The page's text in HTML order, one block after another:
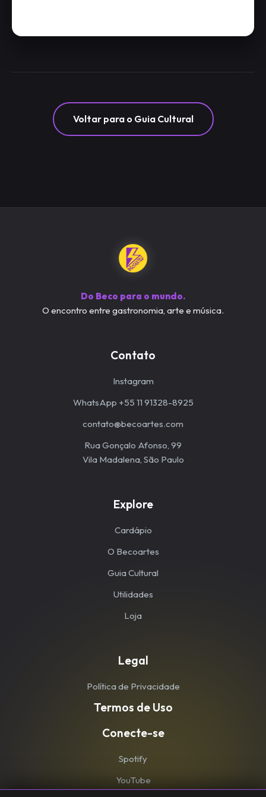
Voltar para o Guia Cultural
Do Beco para o mundo.
O encontro entre gastronomia, arte e música.
Contato
Instagram
WhatsApp +55 11 91328-8925
contato@becoartes.com
Rua Gonçalo Afonso, 99
Vila Madalena, São Paulo
Explore
Cardápio
O Becoartes
Guia Cultural
Utilidades
Loja
Legal
Política de Privacidade
Termos de Uso
Conecte-se
Spotify
YouTube